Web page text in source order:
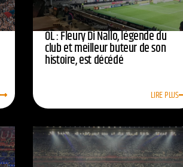
OL : Fleury Di Nallo, légende du
club et meilleur buteur de son
histoire, est décédé
LIRE PLUS